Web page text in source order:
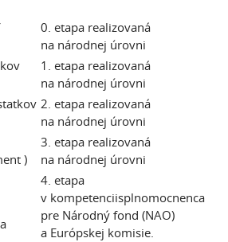
0. etapa realizovaná
na národnej úrovni
1. etapa realizovaná
na národnej úrovni
2. etapa realizovaná
na národnej úrovni
)
3. etapa realizovaná
na národnej úrovni
4. etapa
v kompetenciisplnomocnenca
pre Národný fond (NAO)
a Európskej komisie.